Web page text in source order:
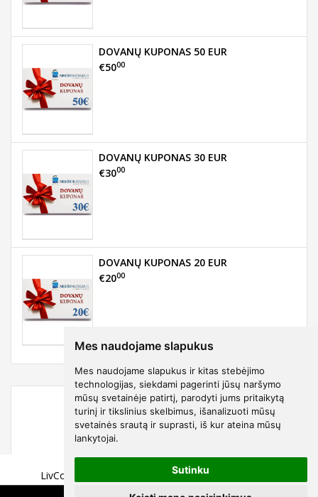
Mes naudojame slapukus
Mes naudojame slapukus ir kitas stebėjimo
technologijas, siekdami pagerinti jūsų naršymo
mūsų svetainėje patirtį, parodyti jums pritaikytą
turinį ir tikslinius skelbimus, išanalizuoti mūsų
svetainės srautą ir suprasti, iš kur ateina mūsų
lankytojai.
Sutinku
DOVANŲ KUPONAS 50 EUR
€5000
DOVANŲ KUPONAS 30 EUR
€3000
DOVANŲ KUPONAS 20 EUR
€2000
LivCo seksualus juodų dirželių bodis Namillen